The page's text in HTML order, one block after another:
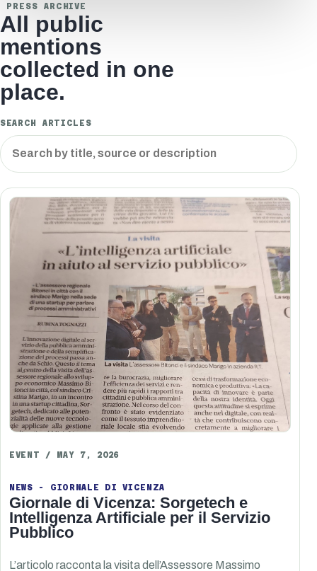
PRESS ARCHIVE
All public
mentions
collected in one
place.
SEARCH ARTICLES
EVENT / MAY 7, 2026
NEWS - GIORNALE DI VICENZA
Giornale di Vicenza: Sorgetech e
Intelligenza Artificiale per il Servizio
Pubblico
L’articolo racconta la visita dell’Assessore Massimo